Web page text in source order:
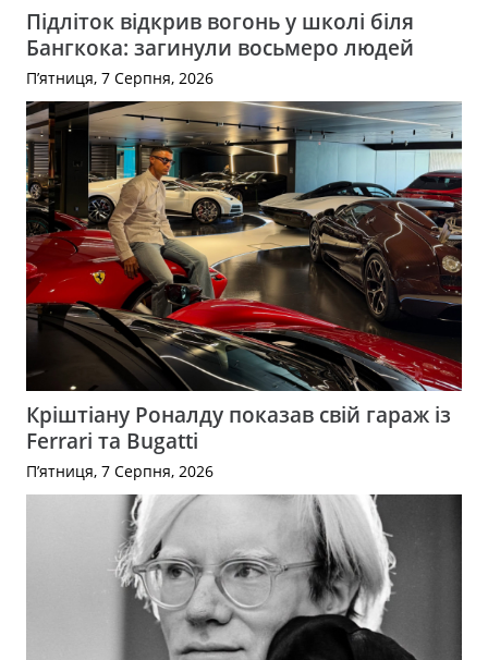
Підліток відкрив вогонь у школі біля
Бангкока: загинули восьмеро людей
П’ятниця, 7 Серпня, 2026
Кріштіану Роналду показав свій гараж із
Ferrari та Bugatti
П’ятниця, 7 Серпня, 2026